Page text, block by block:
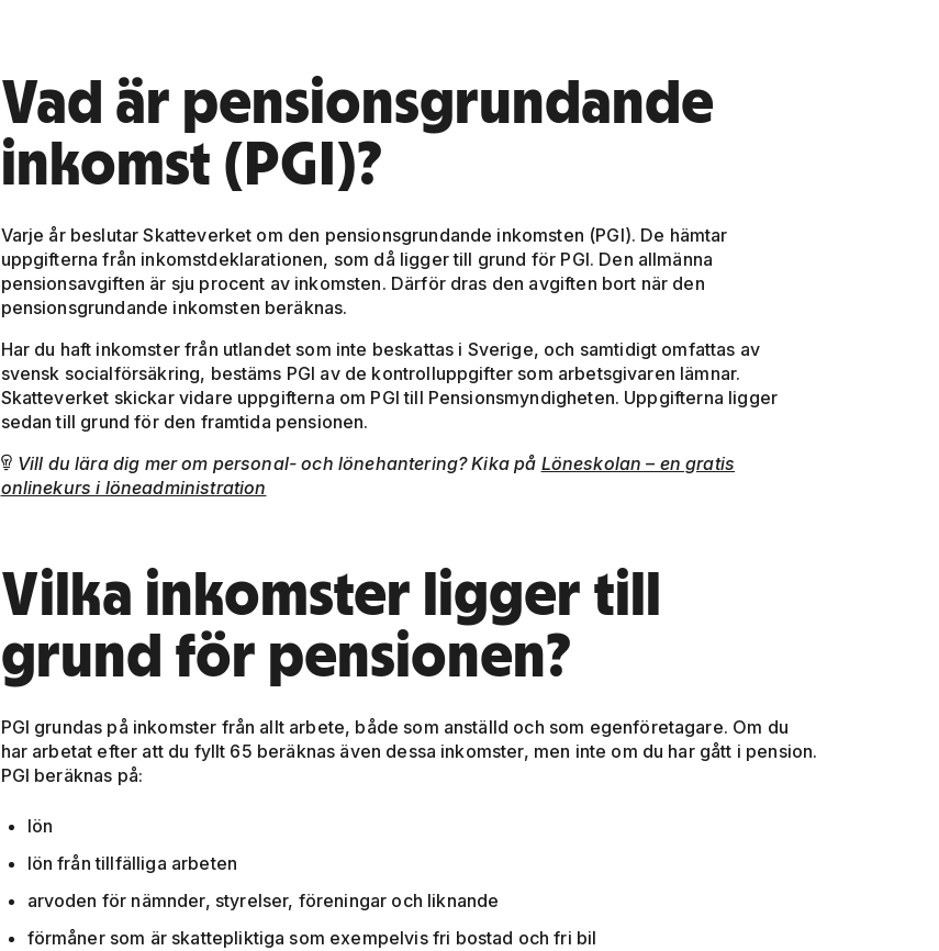
Vad är pensionsgrundande
inkomst (PGI)?
Varje år beslutar Skatteverket om den pensionsgrundande inkomsten (PGI). De hämtar
uppgifterna från inkomstdeklarationen, som då ligger till grund för PGI. Den allmänna
pensionsavgiften är sju procent av inkomsten. Därför dras den avgiften bort när den
pensionsgrundande inkomsten beräknas.
Har du haft inkomster från utlandet som inte beskattas i Sverige, och samtidigt omfattas av
svensk socialförsäkring, bestäms PGI av de kontrolluppgifter som arbetsgivaren lämnar.
Skatteverket skickar vidare uppgifterna om PGI till Pensionsmyndigheten. Uppgifterna ligger
sedan till grund för den framtida pensionen.
 Vill du lära dig mer om personal- och lönehantering? Kika på Löneskolan – en gratis
onlinekurs i löneadministration
Vilka inkomster ligger till
grund för pensionen?
PGI grundas på inkomster från allt arbete, både som anställd och som egenföretagare. Om du
har arbetat efter att du fyllt 65 beräknas även dessa inkomster, men inte om du har gått i pension.
PGI beräknas på:
lön
lön från tillfälliga arbeten
arvoden för nämnder, styrelser, föreningar och liknande
förmåner som är skattepliktiga som exempelvis fri bostad och fri bil